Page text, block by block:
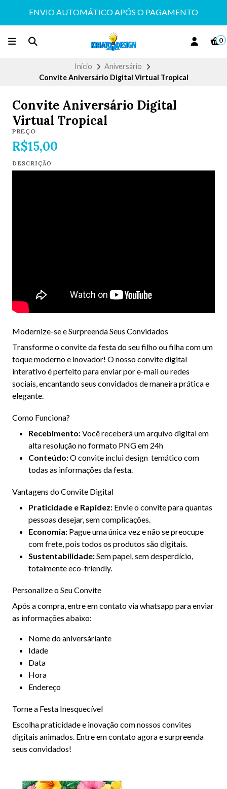
ENVIO AUTOMÁTICO APÓS O PAGAMENTO
0
Início
Aniversário
Convite Aniversário Digital Virtual Tropical
Convite Aniversário Digital
Virtual Tropical
PREÇO
R$15,00
DESCRIÇÃO
Modernize-se e Surpreenda Seus Convidados
Transforme o convite da festa do seu filho ou filha com um
toque moderno e inovador! O nosso convite digital
interativo é perfeito para enviar por e-mail ou redes
sociais, encantando seus convidados de maneira prática e
elegante.
Como Funciona?
Recebimento:Você receberá um arquivo digital em
alta resolução no formato PNG em 24h
Conteúdo:O convite inclui design temático com
todas as informações da festa.
Vantagens do Convite Digital
Praticidade e Rapidez: Envie o convite para quantas
pessoas desejar, sem complicações.
Economia: Pague uma única vez e não se preocupe
com frete, pois todos os produtos são digitais.
Sustentabilidade:Sem papel, sem desperdício,
totalmente eco-friendly.
Personalize o Seu Convite
Após a compra, entre em contato via whatsapp para enviar
as informações abaixo:
Nome do aniversáriante
Idade
Data
Hora
Endereço
Torne a Festa Inesquecível
Escolha praticidade e inovação com nossos convites
digitais animados. Entre em contato agora e surpreenda
seus convidados!